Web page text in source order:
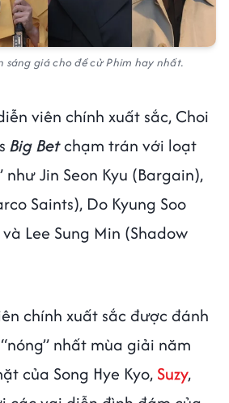
sáng giá cho đề cử Phim hay nhất.
viên chính xuất sắc, Choi
Big Betchạm trán với loạt
như Jin Seon Kyu (Bargain),
Saints), Do Kyung Soo
Lee Sung Min (Shadow
chính xuất sắc được đánh
nhất mùa giải năm
của Song Hye Kyo, Suzy,